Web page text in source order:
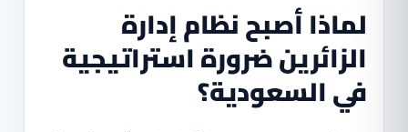
لماذا أصبح نظام إدارة
الزائرين ضرورة استراتيجية
في السعودية؟